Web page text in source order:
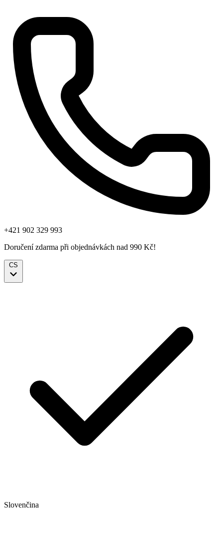
+421 902 329 993
Doručení zdarma při objednávkách nad 990 Kč!
CS
Slovenčina